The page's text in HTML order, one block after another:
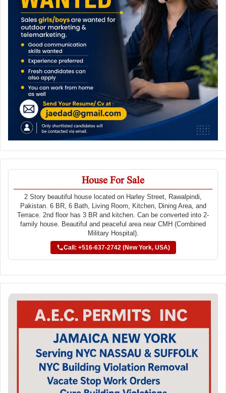
House For Sale
2 Story beautiful house located on Harley Street, Rawalpindi,
Pakistan. 6 BR, 6 Bath, Living Room, Kitchen, Dining Area, and
Terrace. 2nd floor has 3 BR and kitchen. Can be converted into 2-
family house. Beautiful and peaceful area near CMH (Combined
Military Hospital).
Call: +516-637-2742 (New York, USA)